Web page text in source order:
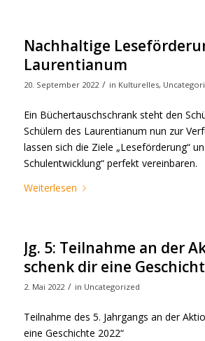
Nachhaltige
Laurentianum
20. September 2022 / in Kulturelles,
Ein Büchertauschschrank steht den
Schülern des Laurentianum nun zur
lassen sich die Ziele „Leseförderung“
Schulentwicklung“ perfekt vereinbaren.
Weiterlesen
Jg. 5: Teilnahme an der
schenk dir eine
2. Mai 2022 / in Uncategorized
Teilnahme des 5. Jahrgangs an der
eine Geschichte 2022“